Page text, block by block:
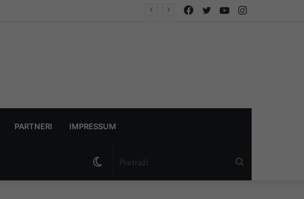
Instagram
YouTube
Twitter
Facebook
PARTNERI IMPRESSUM
Switch